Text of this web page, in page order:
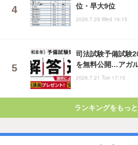
位・早大9位
2026.7.29 Wed 19:15
司法試験予備試験
を無料公開…アガ
2026.7.21 Tue 17:15
ランキングをもっ